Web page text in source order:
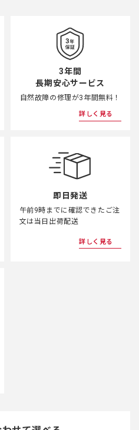
3年間
長期安心サービス
自然故障の修理が3年間無料！
詳しく見る
即日発送
午前9時までに確認できたご注
文は当日出荷配送
詳しく見る